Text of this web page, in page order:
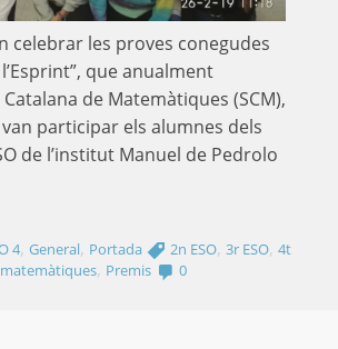
celebrar les proves conegudes
que anualment
de Matemàtiques (SCM),
participar els alumnes dels
de l’institut Manuel de Pedrolo
4,General, Portada 2n ESO,3r ESO,4t
matemàtiques, Premis 0